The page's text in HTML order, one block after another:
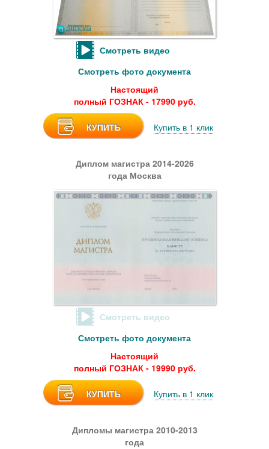
Смотреть видео
Смотреть фото документа
Настоящий
полный ГОЗНАК - 17990 руб.
КУПИТЬ Купить в 1 клик
Диплом магистра 2014-2026
года Москва
Смотреть видео
Смотреть фото документа
Настоящий
полный ГОЗНАК - 19990 руб.
КУПИТЬ Купить в 1 клик
Дипломы магистра 2010-2013
года